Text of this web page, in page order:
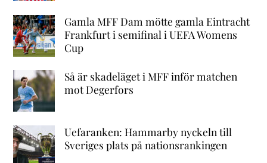
Gamla MFF Dam mötte gamla Eintracht
Frankfurt i semifinal i UEFA Womens
Cup
Så är skadeläget i MFF inför matchen
mot Degerfors
Uefaranken: Hammarby nyckeln till
Sveriges plats på nationsrankingen